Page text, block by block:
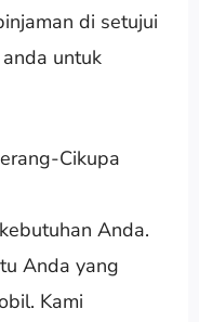
di setujui
untuk
Cikupa
Anda.
Anda yang
Kami